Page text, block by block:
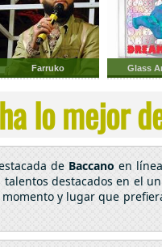
Farruko Glass
lo mejor
de Baccano en
talentos destacados en el
y lugar que